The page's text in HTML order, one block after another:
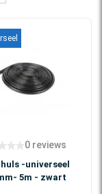
0 reviews
-universeel
5m - zwart